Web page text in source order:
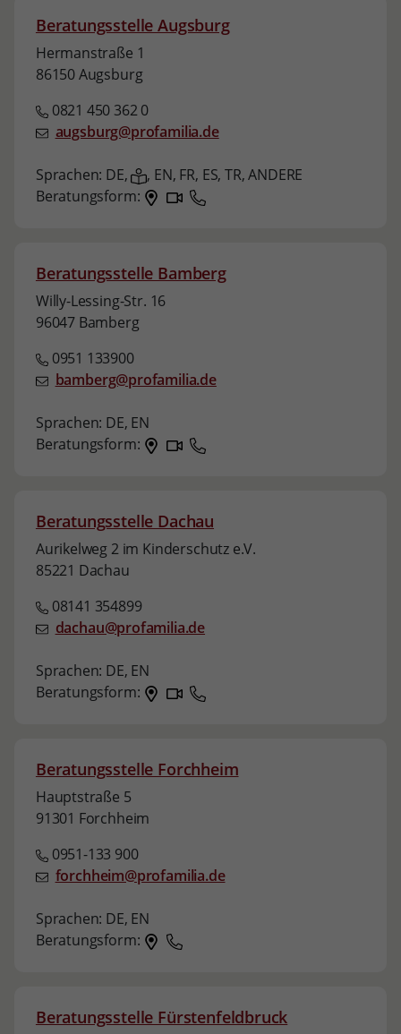
Beratungsstelle Augsburg
Hermanstraße 1
86150 Augsburg
0821 450 362 0
augsburg@profamilia.de
Sprachen: DE, , EN, FR, ES, TR,ANDERE
Beratungsform:
Beratungsstelle Bamberg
Willy-Lessing-Str. 16
96047 Bamberg
0951 133900
bamberg@profamilia.de
Sprachen: DE, EN
Beratungsform:
Beratungsstelle Dachau
Aurikelweg 2 im Kinderschutz e.V.
85221 Dachau
08141 354899
dachau@profamilia.de
Sprachen: DE, EN
Beratungsform:
Beratungsstelle Forchheim
Hauptstraße 5
91301 Forchheim
0951-133 900
forchheim@profamilia.de
Sprachen: DE, EN
Beratungsform:
Beratungsstelle Fürstenfeldbruck